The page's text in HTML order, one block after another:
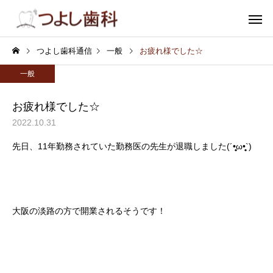
むし歯 小児歯
審美歯科
つよし歯科通信 一般 お疲れ様でした☆
一般
お疲れ様でした☆
2022.10.31
先日、11年勤務されていた勤務医の先生が退職しました(´•̥̥̥ω•̥̥̥`)
大阪の淡路の方で開業されるそうです！